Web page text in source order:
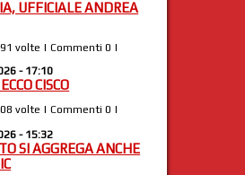
UFFICIALE ANDREA
volte | Commenti 0 |
- 17:10
CISCO
volte | Commenti 0 |
- 15:32
SI AGGREGA ANCHE